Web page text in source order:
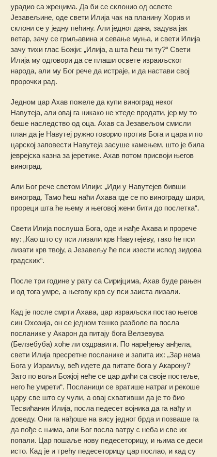
урадио са жрецима. Да би се склонио од освете
Језавељине, оде свети Илија чак на планину Хорив и
склони се у једну пећину. Али једног дана, задува јак
ветар, зачу се грмљавина и севање муња, и свети Илија
зачу тихи глас Божји: „Илија, а шта ћеш ти ту?“ Свети
Илија му одговори да се плаши освете израиљског
народа, али му Бог рече да истраје, и да настави свој
пророчки рад.
Једном цар Ахав пожеле да купи виноград неког
Навутеја, али овај га никако не хтеде продати, јер му то
беше наследство од оца. Ахав са Језавељом смисли
план да је Навутеј ружно говорио против Бога и цара и по
царској заповести Навутеја засуше камењем, што је била
јеврејска казна за јеретике. Ахав потом присвоји његов
виноград.
Али Бог рече светом Илији: „Иди у Навутејев бивши
виноград. Тамо ћеш наћи Ахава где се по винограду шири,
прореци шта ће њему и његовој жени бити до послетка“.
Свети Илија послуша Бога, оде и нађе Ахава и прорече
му: „Као што су пси лизали крв Навутејеву, тако ће пси
лизати крв твоју, а Језавељу ће пси изести испод зидова
градских“.
После три године у рату са Сиријцима, Ахав буде рањен
и од тога умре, а његову крв су пси заиста лизали.
Кад је после смрти Ахава, цар израиљски постао његов
син Охозија, он се једном тешко разболе па посла
посланике у Акарон да питају бога Велзевува
(Белзебуба) хоће ли оздравити. По наређењу анђела,
свети Илија пресретне посланике и запита их: „Зар нема
Бога у Израиљу, већ идете да питате бога у Акарону?
Зато по вољи Божјој неће се цар дићи са своје постеље,
него ће умрети“. Посланици се вратише натраг и рекоше
цару све што су чули, а овај схвативши да је то био
Тесвићанин Илија, посла педесет војника да га нађу и
доведу. Они га нађоше на вису једног брда и позваше га
да пође с њима, али Бог посла ватру с неба и све их
попали. Цар пошаље нову педесеторицу, и њима се деси
исто. Кад је и трећу педесеторицу цар послао, и кад су